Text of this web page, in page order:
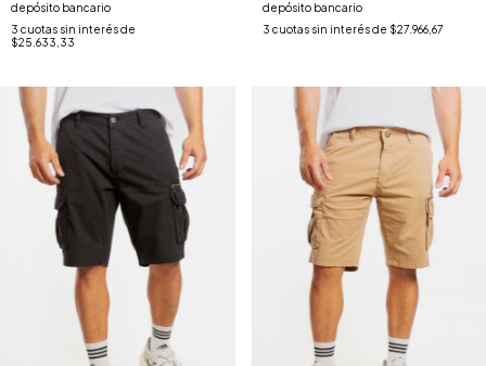
depósito bancario
3 cuotas sin interés de
$25.633,33
depósito bancario
3 cuotas sin interés de $27.966,67